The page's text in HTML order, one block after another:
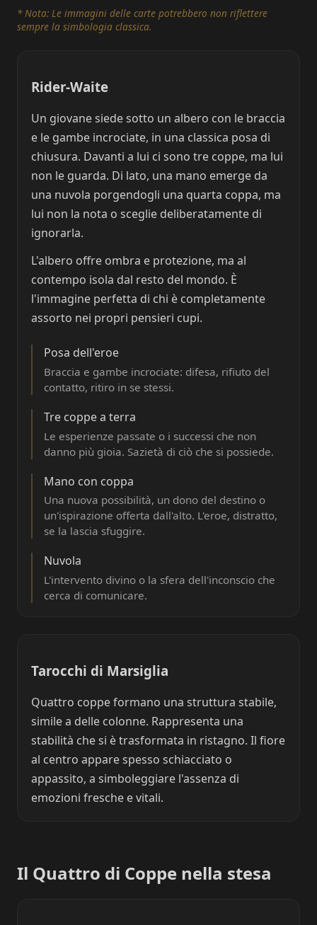
* Nota: Le immagini delle carte potrebbero non riflettere
sempre la simbologia classica.
Rider-Waite
Un giovane siede sotto un albero con le braccia
e le gambe incrociate, in una classica posa di
chiusura. Davanti a lui ci sono tre coppe, ma lui
non le guarda. Di lato, una mano emerge da
una nuvola porgendogli una quarta coppa, ma
lui non la nota o sceglie deliberatamente di
ignorarla.
L'albero offre ombra e protezione, ma al
contempo isola dal resto del mondo. È
l'immagine perfetta di chi è completamente
assorto nei propri pensieri cupi.
Posa dell'eroe
Braccia e gambe incrociate: difesa, rifiuto del
contatto, ritiro in se stessi.
Tre coppe a terra
Le esperienze passate o i successi che non
danno più gioia. Sazietà di ciò che si possiede.
Mano con coppa
Una nuova possibilità, un dono del destino o
un'ispirazione offerta dall'alto. L'eroe, distratto,
se la lascia sfuggire.
Nuvola
L'intervento divino o la sfera dell'inconscio che
cerca di comunicare.
Tarocchi di Marsiglia
Quattro coppe formano una struttura stabile,
simile a delle colonne. Rappresenta una
stabilità che si è trasformata in ristagno. Il fiore
al centro appare spesso schiacciato o
appassito, a simboleggiare l'assenza di
emozioni fresche e vitali.
Il Quattro di Coppe nella stesa